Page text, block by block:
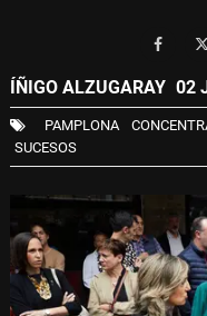
ÍÑIGO ALZUGARAY 02
PAMPLONA
SUCESOS